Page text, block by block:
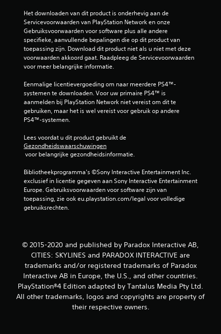
Het downloaden van dit product is onderhevig aan de
Servicevoorwaarden van PlayStation Network en onze
Gebruiksvoorwaarden voor software plus alle andere
specifieke, aanvullende bepalingen die op dit product van
toepassing zijn. Download dit product niet als u niet met deze
voorwaarden akkoord gaat. Raadpleeg de Servicevoorwaarden
voor meer belangrijke informatie.
Eenmalige licentievergoeding om naar meerdere PS4™-
systemen te downloaden. Voor uw primaire PS4™ is
aanmelden bij PlayStation Network niet vereist om dit te
gebruiken, maar het is wel vereist voor gebruik op andere
PS4™-systemen.
Lees voordat u dit product gebruikt de
Gezondheidswaarschuwingen
voor belangrijke gezondheidsinformatie.
Bibliotheekprogramma's ©Sony Interactive Entertainment Inc.
exclusief in licentie gegeven aan Sony Interactive Entertainment
Europe. Gebruiksvoorwaarden voor software zijn van
toepassing, zie ook eu.playstation.com/legal voor volledige
gebruiksrechten.
© 2015-2020 and published by Paradox Interactive AB,
CITIES: SKYLINES and PARADOX INTERACTIVE are
trademarks and/or registered trademarks of Paradox
Interactive AB in Europe, the U.S., and other countries.
PlayStation®4 Edition adapted by Tantalus Media Pty Ltd.
All other trademarks, logos and copyrights are property of
their respective owners.